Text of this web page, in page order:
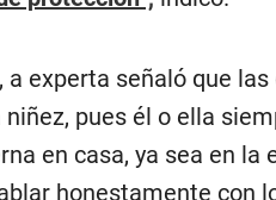
a experta señaló que
pues él o ella
en casa, ya sea en la
honestamente con